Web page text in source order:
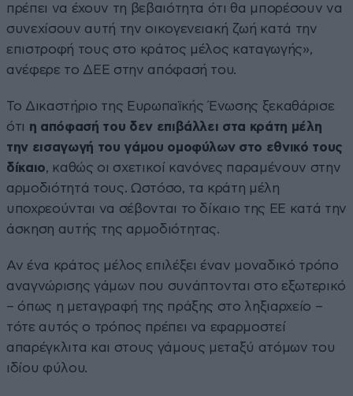
πρέπει να έχουν τη βεβαιότητα ότι θα μπορέσουν να
συνεχίσουν αυτή την οικογενειακή ζωή κατά την
επιστροφή τους στο κράτος μέλος καταγωγής»,
ανέφερε το ΔΕΕ στην απόφασή του.
Το Δικαστήριο της Ευρωπαϊκής Ένωσης ξεκαθάρισε
ότι η απόφασή του δεν επιβάλλει στα κράτη μέλη
την εισαγωγή του γάμου ομοφύλων στο εθνικό τους
δίκαιο, καθώς οι σχετικοί κανόνες παραμένουν στην
αρμοδιότητά τους. Ωστόσο, τα κράτη μέλη
υποχρεούνται να σέβονται το δίκαιο της ΕΕ κατά την
άσκηση αυτής της αρμοδιότητας.
Αν ένα κράτος μέλος επιλέξει έναν μοναδικό τρόπο
αναγνώρισης γάμων που συνάπτονται στο εξωτερικό
– όπως η μεταγραφή της πράξης στο ληξιαρχείο –
τότε αυτός ο τρόπος πρέπει να εφαρμοστεί
απαρέγκλιτα και στους γάμους μεταξύ ατόμων του
ιδίου φύλου.